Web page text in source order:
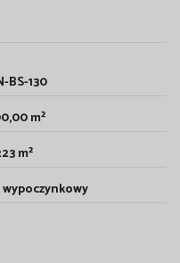
BS-130
m²
m²
wypoczynkowy